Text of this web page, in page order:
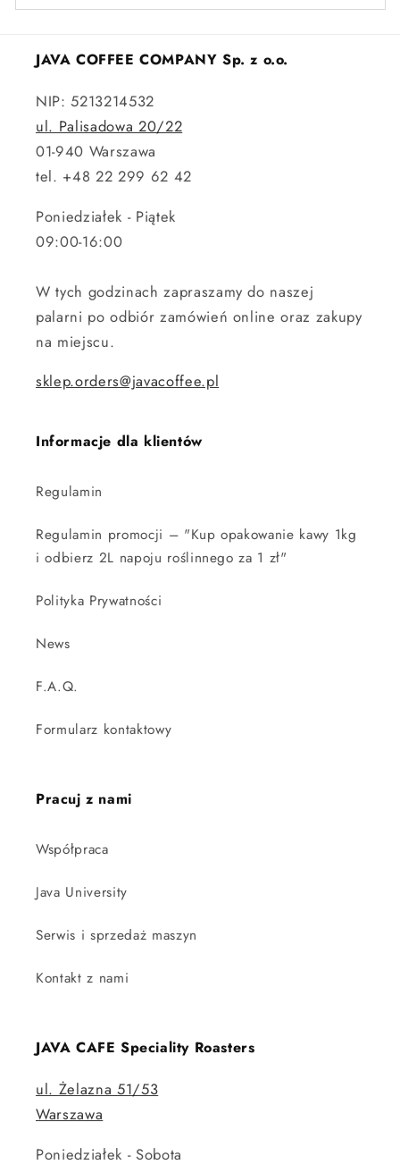
JAVA COFFEE COMPANY Sp. z o.o.
NIP: 5213214532
ul. Palisadowa 20/22
01-940 Warszawa
tel. +48 22 299 62 42
Poniedziałek - Piątek
09:00-16:00
W tych godzinach zapraszamy do naszej
palarni po odbiór zamówień online oraz zakupy
na miejscu.
sklep.orders@javacoffee.pl
Informacje dla klientów
Regulamin
Regulamin promocji – "Kup opakowanie kawy 1kg
i odbierz 2L napoju roślinnego za 1 zł"
Polityka Prywatności
News
F.A.Q.
Formularz kontaktowy
Pracuj z nami
Współpraca
Java University
Serwis i sprzedaż maszyn
Kontakt z nami
JAVA CAFE Speciality Roasters
ul. Żelazna 51/53
Warszawa
Poniedziałek - Sobota